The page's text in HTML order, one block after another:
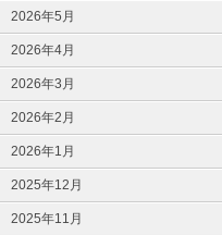
2026年5月
2026年4月
2026年3月
2026年2月
2026年1月
2025年12月
2025年11月